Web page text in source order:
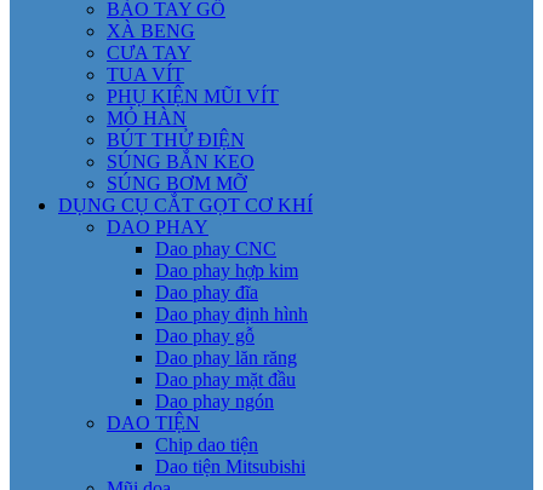
BÀO TAY GỖ
XÀ BENG
CƯA TAY
TUA VÍT
PHỤ KIỆN MŨI VÍT
MỎ HÀN
BÚT THỬ ĐIỆN
SÚNG BẮN KEO
SÚNG BƠM MỠ
DỤNG CỤ CẮT GỌT CƠ KHÍ
DAO PHAY
Dao phay CNC
Dao phay hợp kim
Dao phay đĩa
Dao phay định hình
Dao phay gỗ
Dao phay lăn răng
Dao phay mặt đầu
Dao phay ngón
DAO TIỆN
Chip dao tiện
Dao tiện Mitsubishi